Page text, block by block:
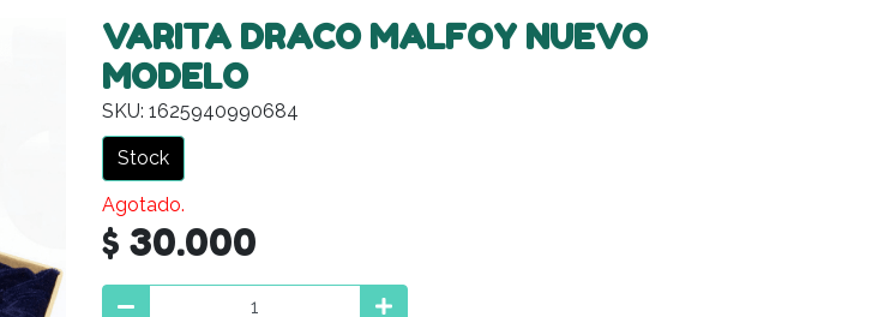
VARITA DRACO MALFOY NUEVO
MODELO
SKU: 1625940990684
Stock
Agotado.
$ 30.000